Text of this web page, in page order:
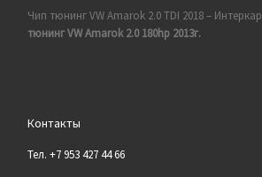
Чип тюнинг VW Amarok 2.0 TDI 2018 – Интеркар
тюнинг VW Amarok 2.0 180hp 2013г.
Контакты
Тел. +7 953 427 44 66